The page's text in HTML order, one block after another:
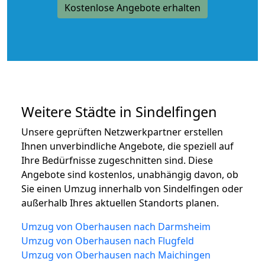
Kostenlose Angebote erhalten
Weitere Städte in Sindelfingen
Unsere geprüften Netzwerkpartner erstellen
Ihnen unverbindliche Angebote, die speziell auf
Ihre Bedürfnisse zugeschnitten sind. Diese
Angebote sind kostenlos, unabhängig davon, ob
Sie einen Umzug innerhalb von Sindelfingen oder
außerhalb Ihres aktuellen Standorts planen.
Umzug von Oberhausen nach Darmsheim
Umzug von Oberhausen nach Flugfeld
Umzug von Oberhausen nach Maichingen